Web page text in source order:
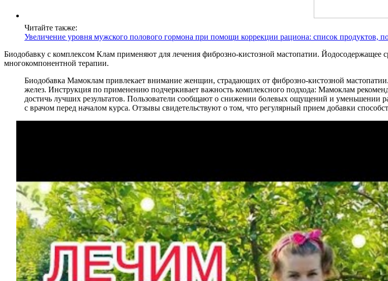
Читайте также:
Увеличение уровня мужского полового гормона при помощи коррекции рациона: список продуктов,
Биодобавку с комплексом Клам применяют для лечения фиброзно-кистозной мастопатии. Йодосодержащее
многокомпонентной терапии.
Биодобавка Мамоклам привлекает внимание женщин, страдающих от фиброзно-кистозной
желез. Инструкция по применению подчеркивает важность комплексного подхода: Мамоклам
достичь лучших результатов. Пользователи сообщают о снижении болевых ощущений и уменьшении
с врачом перед началом курса. Отзывы свидетельствуют о том, что регулярный прием добавки